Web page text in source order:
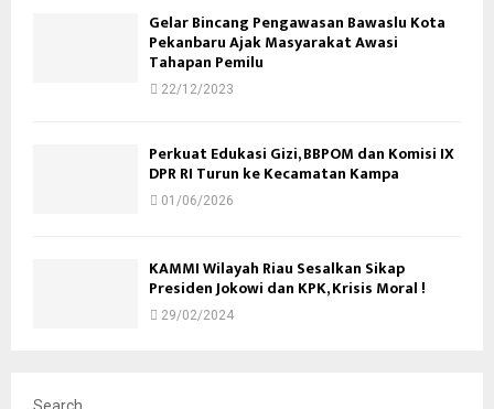
Gelar Bincang Pengawasan Bawaslu Kota
Pekanbaru Ajak Masyarakat Awasi
Tahapan Pemilu
22/12/2023
Perkuat Edukasi Gizi, BBPOM dan Komisi IX
DPR RI Turun ke Kecamatan Kampa
01/06/2026
KAMMI Wilayah Riau Sesalkan Sikap
Presiden Jokowi dan KPK, Krisis Moral !
29/02/2024